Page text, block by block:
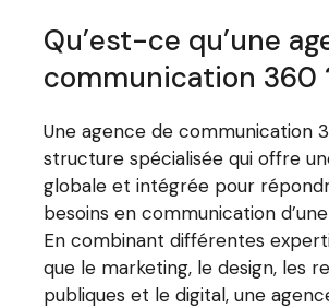
Qu’est-ce qu’une
communication 360
Une agence de communication
structure spécialisée qui offre
globale et intégrée pour
besoins en communication
En combinant différentes
que le marketing, le design, les
publiques et le digital, une